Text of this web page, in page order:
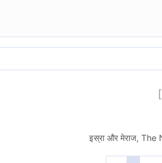
[
इस्रा और मेराज,